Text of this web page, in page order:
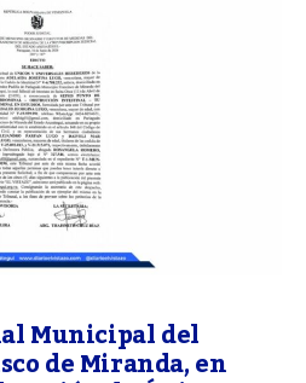
Municipal del
de Miranda, en